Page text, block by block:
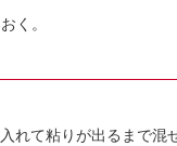
く。
れて粘りが出るまで混